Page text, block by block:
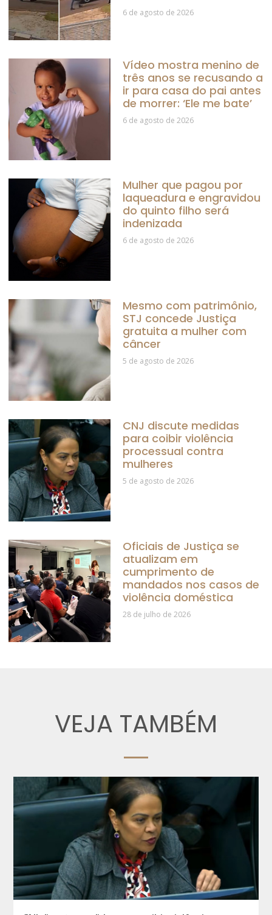
6 de agosto de 2026
Vídeo mostra menino de
três anos se recusando a
ir para casa do pai antes
de morrer: ‘Ele me bate’
6 de agosto de 2026
Mulher que pagou por
laqueadura e engravidou
do quinto filho será
indenizada
6 de agosto de 2026
Mesmo com patrimônio,
STJ concede Justiça
gratuita a mulher com
câncer
5 de agosto de 2026
CNJ discute medidas
para coibir violência
processual contra
mulheres
5 de agosto de 2026
Oficiais de Justiça se
atualizam em
cumprimento de
mandados nos casos de
violência doméstica
28 de julho de 2026
VEJA TAMBÉM